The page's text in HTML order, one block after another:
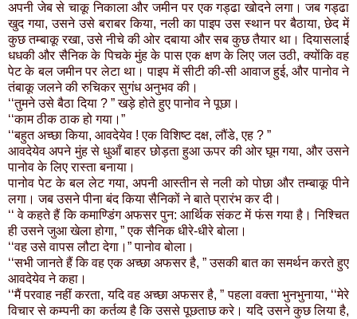
अपनी जेब से चाकू निकाला और जमीन पर एक गड्ढा खोदने लगा। जब गड्ढा
खुद गया, उसने उसे बराबर किया, नली का पाइप उस स्थान पर बैठाया, छेद में
कुछ तम्बाकू रखा, उसे नीचे की ओर दबाया और सब कुछ तैयार था। दियासलाई
धधकी और सैनिक के पिचके मुंह के पास एक क्षण के लिए जल उठी, क्योंकि वह
पेट के बल जमीन पर लेटा था। पाइप में सीटी की-सी आवाज हुई, और पानोव ने
तंबाकू जलने की रुचिकर सुगंध अनुभव की।
‘‘तुमने उसे बैठा दिया ? ” खड़े होते हुए पानोव ने पूछा।
‘‘काम ठीक ठाक हो गया।”
‘‘बहुत अच्छा किया, आवदेयेव ! एक विशिष्ट दक्ष, लौंडे, एह ? ”
आवदेयेव अपने मुंह से धुआँ बाहर छोड़ता हुआ ऊपर की ओर घूम गया, और उसने
पानोव के लिए रास्ता बनाया।
पानोव पेट के बल लेट गया, अपनी आस्तीन से नली को पोछा और तम्बाकू पीने
लगा। जब उसने पीना बंद किया सैनिकों ने बाते प्रारंभ कर दी।
‘‘ वे कहते हैं कि कमाण्डिंग अफसर पुन: आर्थिक संकट में फंस गया है। निश्चित
ही उसने जुआ खेला होगा, ” एक सैनिक धीरे-धीरे बोला।
‘‘वह उसे वापस लौटा देगा।” पानोव बोला।
‘‘सभी जानते हैं कि वह एक अच्छा अफसर है, ” उसकी बात का समर्थन करते हुए
आवदेयेव ने कहा।
‘‘मैं परवाह नहीं करता, यदि वह अच्छा अफसर है, ” पहला वक्ता भुनभुनाया, ‘‘मेरे
विचार से कम्पनी का कर्तव्य है कि उससे पूछताछ करे। यदि उसने कुछ लिया है,